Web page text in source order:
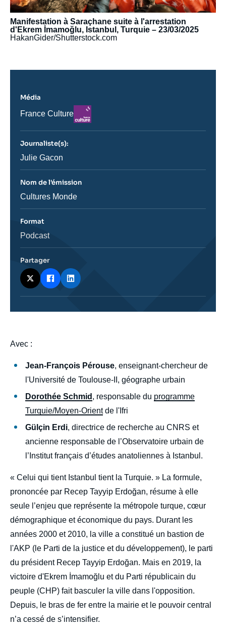
Manifestation à Saraçhane suite à l'arrestation
d'Ekrem İmamoğlu, Istanbul, Turquie – 23/03/2025
HakanGider/Shutterstock.com
body
Avec :
Jean-François Pérouse, enseignant-chercheur de
l'Université de Toulouse-II, géographe urbain
Dorothée Schmid , responsable du programme
Turquie/Moyen-Orientde l'Ifri
Gülçin Erdi, directrice de recherche au CNRS et
ancienne responsable de l’Observatoire urbain de
l’Institut français d’études anatoliennes à Istanbul.
« Celui qui tient Istanbul tient la Turquie. » La formule,
prononcée par Recep Tayyip Erdoğan, résume à elle
seule l’enjeu que représente la métropole turque, cœur
démographique et économique du pays. Durant les
années 2000 et 2010, la ville a constitué un bastion de
l'AKP (le Parti de la justice et du développement), le parti
du président Recep Tayyip Erdoğan. Mais en 2019, la
victoire d'Ekrem İmamoğlu et du Parti républicain du
peuple (CHP) fait basculer la ville dans l'opposition.
Depuis, le bras de fer entre la mairie et le pouvoir central
n’a cessé de s’intensifier.
Média
Nom
journal,
ou
émission
France Culture
Logo
Journaliste(s):
Journaliste
Julie Gacon
Nom de l'émission
Nom
Cultures Monde
Format
Catégorie
Podcast
Partager